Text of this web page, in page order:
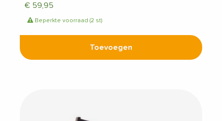
€ 59,95
Beperkte voorraad (2 st)
Toevoegen